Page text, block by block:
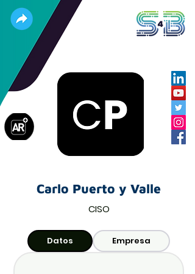
Carlo Puerto y Valle
CISO
Datos Empresa